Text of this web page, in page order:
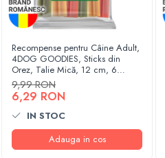
Recompense pentru Câine Adult,
4DOG GOODIES, Sticks din
Orez, Talie Mică, 12 cm, 6
bucăți/pungă
9,99 RON
6,29 RON
IN STOC
Adauga in cos